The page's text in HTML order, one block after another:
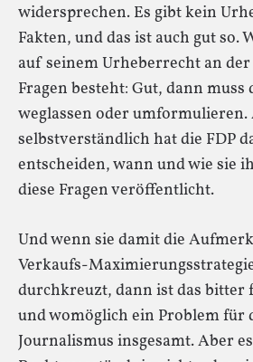
widersprechen. Es gibt kein
Fakten, und das ist auch gut so.
auf seinem Urheberrecht an
Fragen besteht: Gut, dann muss
weglassen oder umformulieren.
selbstverständlich hat die FDP
entscheiden, wann und wie sie
diese Fragen veröffentlicht.
Und wenn sie damit die
Verkaufs-
durchkreuzt, dann ist das bitter
und womöglich ein Problem für
Journalismus insgesamt. Aber